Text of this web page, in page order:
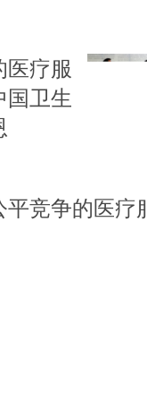
医疗服
卫生
竞争的医疗